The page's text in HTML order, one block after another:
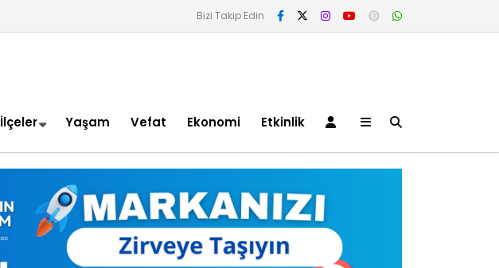
Bizi Takip Edin
İlçeler Yaşam Vefat Ekonomi Etkinlik